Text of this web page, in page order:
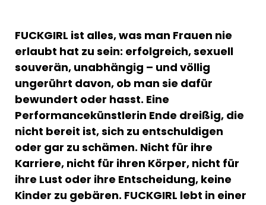
FUCKGIRL ist alles, was man Frauen nie
erlaubt hat zu sein: erfolgreich, sexuell
souverän, unabhängig – und völlig
ungerührt davon, ob man sie dafür
bewundert oder hasst. Eine
Performancekünstlerin Ende dreißig, die
nicht bereit ist, sich zu entschuldigen
oder gar zu schämen. Nicht für ihre
Karriere, nicht für ihren Körper, nicht für
ihre Lust oder ihre Entscheidung, keine
Kinder zu gebären. FUCKGIRL lebt in einer